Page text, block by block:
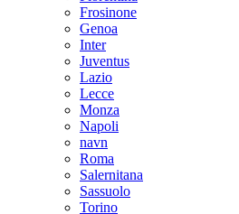
Frosinone
Genoa
Inter
Juventus
Lazio
Lecce
Monza
Napoli
navn
Roma
Salernitana
Sassuolo
Torino